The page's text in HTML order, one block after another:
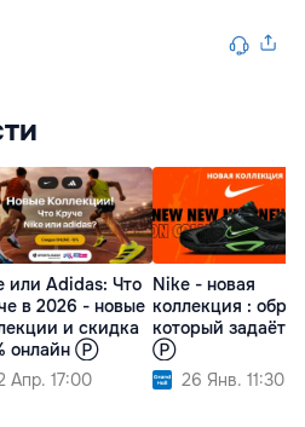
или Adidas: Что
в 2026 - новые
и скидка
онлайн Ⓟ
Апр. 17:00
Nike - новая
коллекция :
который задаёт
Ⓟ
26 Янв. 11:30